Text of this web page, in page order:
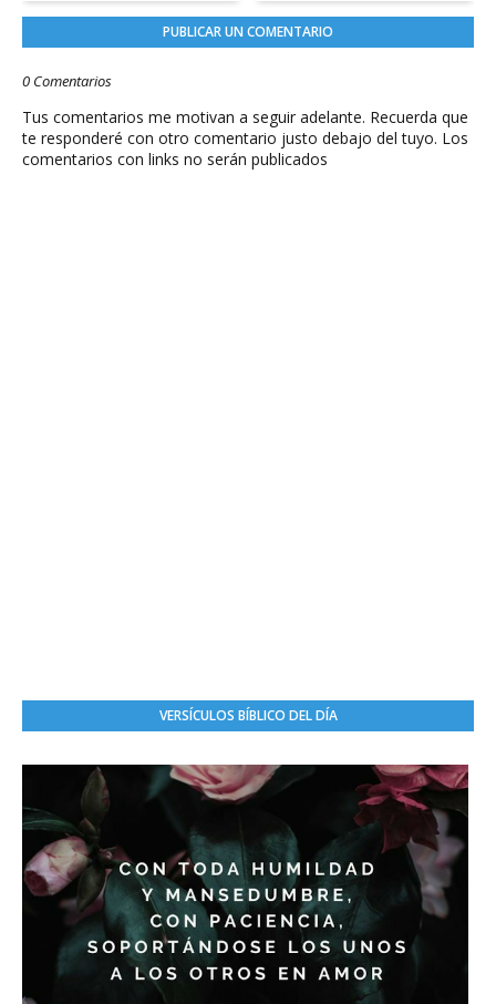
PUBLICAR UN COMENTARIO
0 Comentarios
Tus comentarios me motivan a seguir adelante. Recuerda que
te responderé con otro comentario justo debajo del tuyo. Los
comentarios con links no serán publicados
VERSÍCULOS BÍBLICO DEL DÍA